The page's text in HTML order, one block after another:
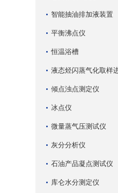
智能抽油排加液装置
平衡沸点仪
恒温浴槽
液态烃闪蒸气化取样
倾点浊点测定仪
冰点仪
微量蒸气压测试仪
灰分分析仪
石油产品凝点测试仪
库仑水分测定仪